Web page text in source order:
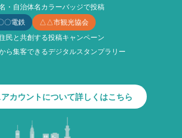
・自治体名カラーバッジで投稿
〇電鉄
△△市観光協会
民と共創する投稿キャンペーン
ら集客できるデジタルスタンプラリー
カウントについて詳しくはこちら